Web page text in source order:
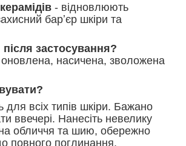
- відновлюють
барʼєр шкіри та
застосування?
насичена, зволожена
для всіх типів шкіри. Бажано
ввечері. Нанесіть невелику
на обличчя та шию, обережно
повного поглинання.